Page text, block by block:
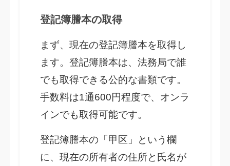
登記簿謄本の取得
まず、現在の登記簿謄本を取得し
ます。登記簿謄本は、法務局で誰
でも取得できる公的な書類です。
手数料は1通600円程度で、オンラ
インでも取得可能です。
登記簿謄本の「甲区」という欄
に、現在の所有者の住所と氏名が